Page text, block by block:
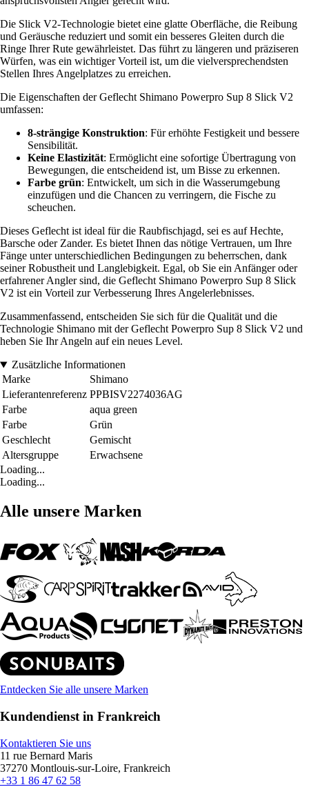
Die Slick V2-Technologie bietet eine glatte Oberfläche, die Reibung
und Geräusche reduziert und somit ein besseres Gleiten durch die
Ringe Ihrer Rute gewährleistet. Das führt zu längeren und präziseren
Würfen, was ein wichtiger Vorteil ist, um die vielversprechendsten
Stellen Ihres Angelplatzes zu erreichen.
Die Eigenschaften der Geflecht Shimano Powerpro Sup 8 Slick V2
umfassen:
8-strängige Konstruktion: Für erhöhte Festigkeit und bessere
Sensibilität.
Keine Elastizität: Ermöglicht eine sofortige Übertragung von
Bewegungen, die entscheidend ist, um Bisse zu erkennen.
Farbe grün: Entwickelt, um sich in die Wasserumgebung
einzufügen und die Chancen zu verringern, die Fische zu
scheuchen.
Dieses Geflecht ist ideal für die Raubfischjagd, sei es auf Hechte,
Barsche oder Zander. Es bietet Ihnen das nötige Vertrauen, um Ihre
Fänge unter unterschiedlichen Bedingungen zu beherrschen, dank
seiner Robustheit und Langlebigkeit. Egal, ob Sie ein Anfänger oder
erfahrener Angler sind, die Geflecht Shimano Powerpro Sup 8 Slick
V2 ist ein Vorteil zur Verbesserung Ihres Angelerlebnisses.
Zusammenfassend, entscheiden Sie sich für die Qualität und die
Technologie Shimano mit der Geflecht Powerpro Sup 8 Slick V2 und
heben Sie Ihr Angeln auf ein neues Level.
Zusätzliche Informationen
Marke
Shimano
Lieferantenreferenz PPBISV2274036AG
Farbe
aqua green
Farbe
Grün
Geschlecht
Gemischt
Altersgruppe
Erwachsene
Loading...
Loading...
Alle unsere Marken
Entdecken Sie alle unsere Marken
Kundendienst in Frankreich
Kontaktieren Sie uns
11 rue Bernard Maris
37270 Montlouis-sur-Loire, Frankreich
+33 1 86 47 62 58